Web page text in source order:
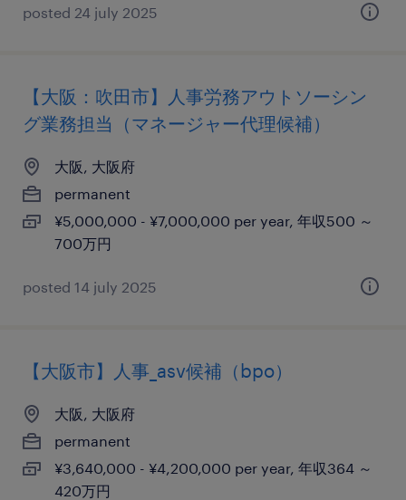
posted 24 july 2025
【大阪：吹田市】人事労務アウトソーシン
グ業務担当（マネージャー代理候補）
大阪, 大阪府
permanent
¥5,000,000 - ¥7,000,000 per year, 年収500 ～
700万円
posted 14 july 2025
【大阪市】人事_asv候補（bpo）
大阪, 大阪府
permanent
¥3,640,000 - ¥4,200,000 per year, 年収364 ～
420万円